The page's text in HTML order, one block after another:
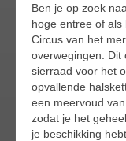
Ben je op zoek
hoge entree of
Circus van het
overwegingen. Dit
sierraad voor het
opvallende
een meervoud
zodat je het
je beschikking hebt.